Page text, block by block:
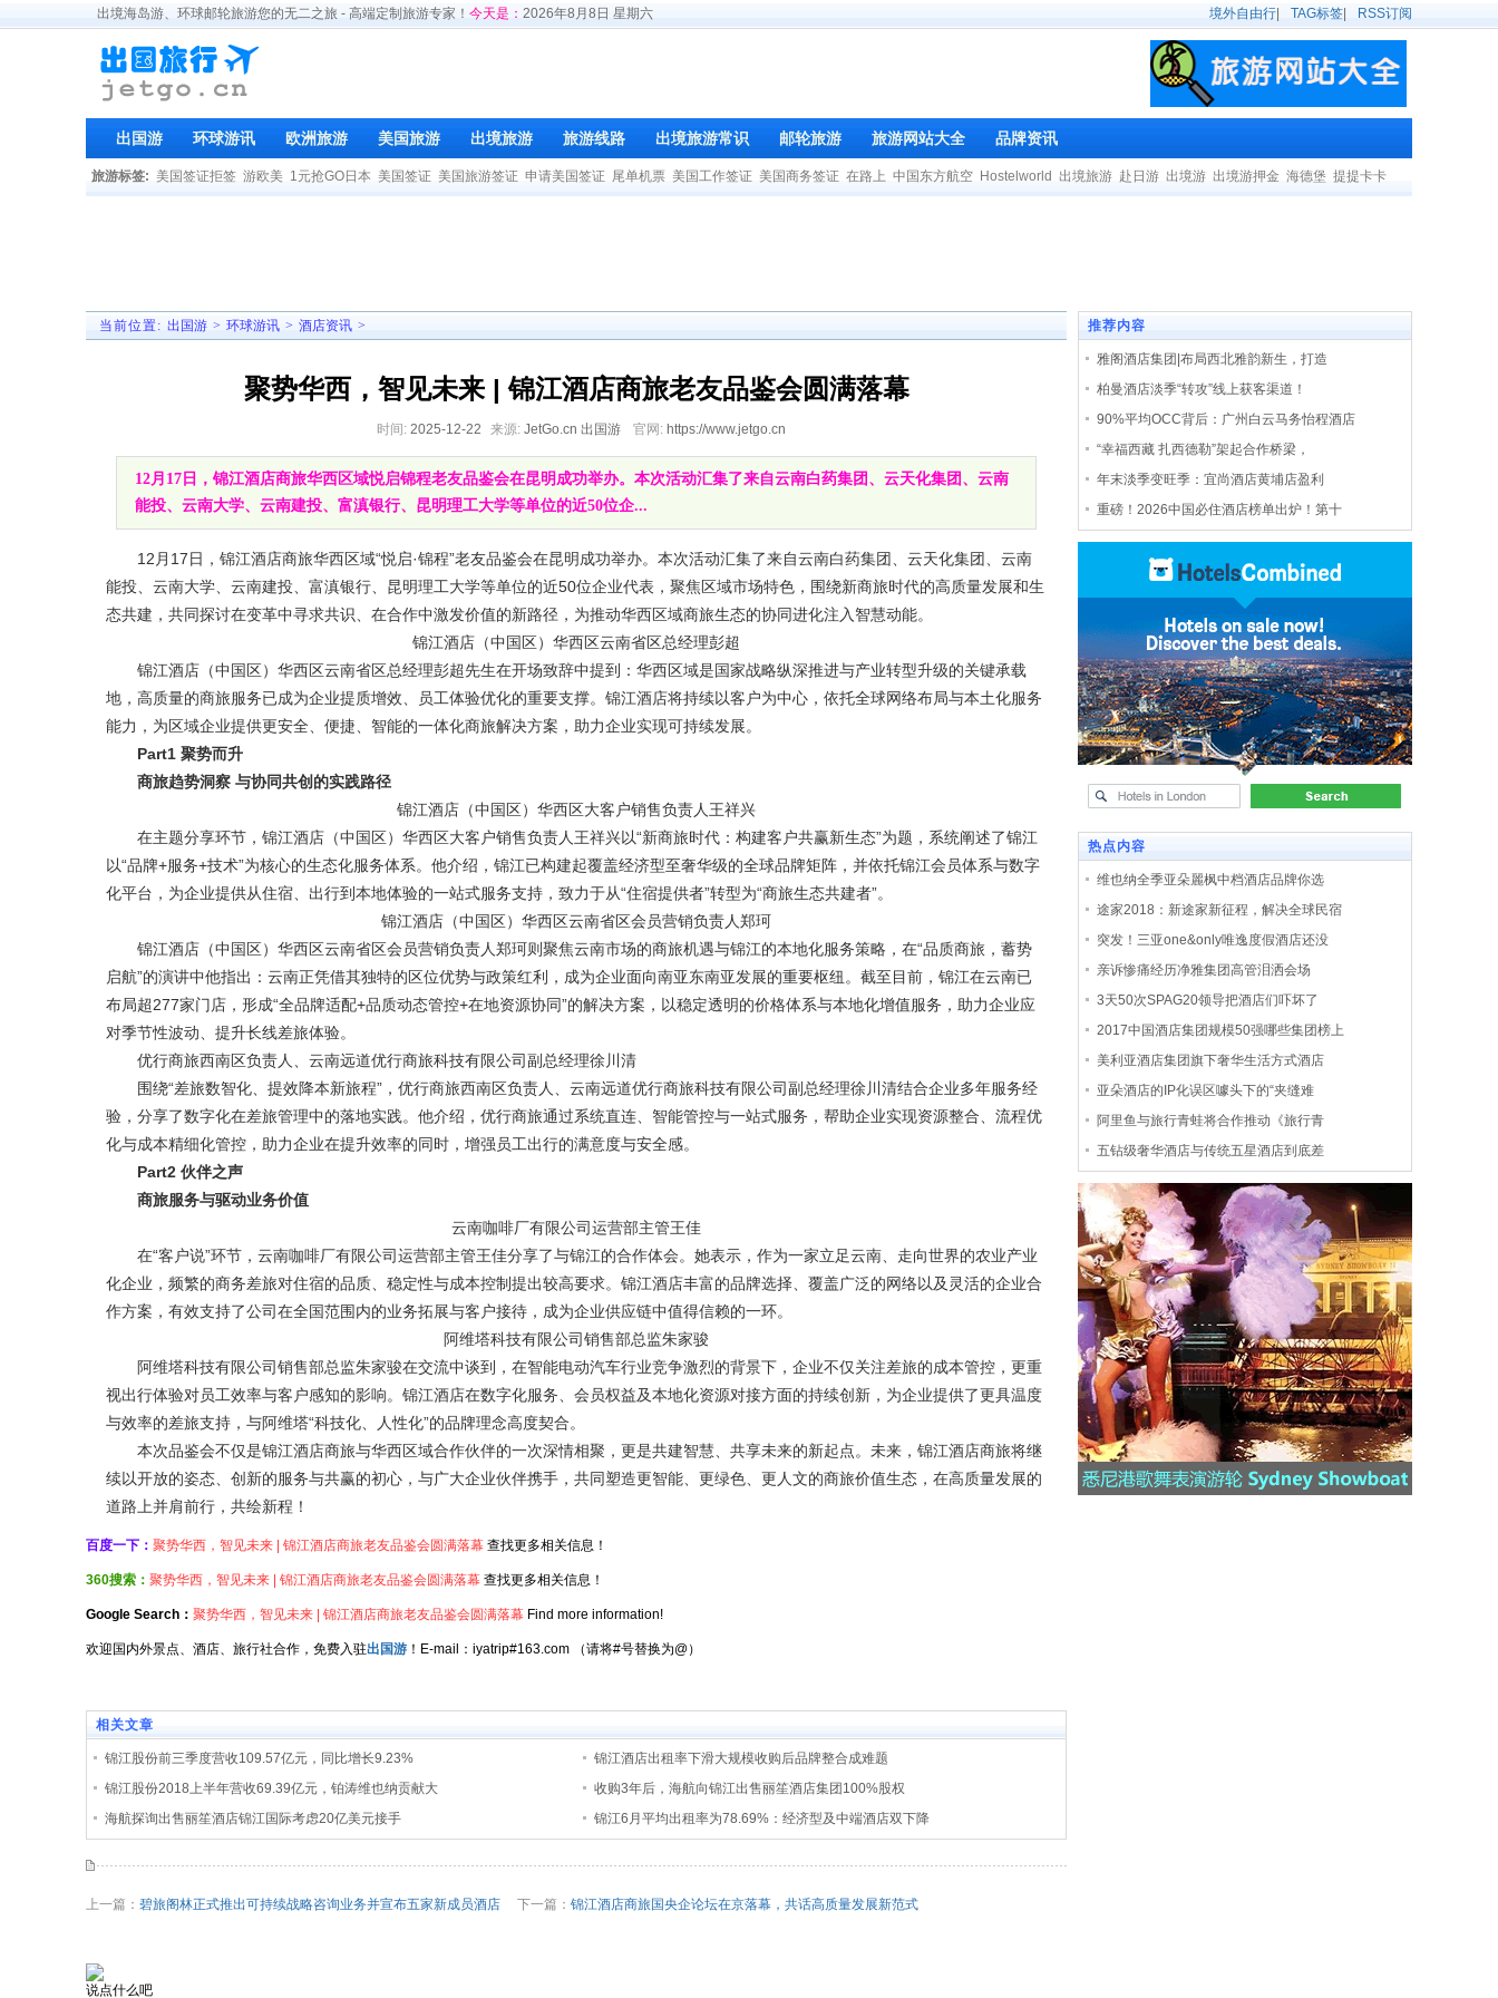
出境海岛游、环球邮轮旅游您的无二之旅 - 高端定制旅游专家！ 今天是： 2026年8月8日 星期六 境外自由行 TAG标签 RSS订阅
出国游 环球游讯 欧洲旅游 美国旅游 出境旅游 旅游线路 出境旅游常识 邮轮旅游 旅游网站大全 品牌资讯
旅游标签: 美国签证拒签 游欧美 1元抢GO日本 美国签证 美国旅游签证 申请美国签证 尾单机票 美国工作签证 美国商务签证 在路上 中国东方航空 Hostelworld 出境旅游 赴日游 出境游 出境游押金 海德堡 提提卡卡
当前位置: 出国游 > 环球游讯 > 酒店资讯 >
聚势华西，智见未来 | 锦江酒店商旅老友品鉴会圆满落幕
时间: 2025-12-22 来源: JetGo.cn 出国游 官网: https://www.jetgo.cn
12月17日，锦江酒店商旅华西区域悦启锦程老友品鉴会在昆明成功举办。本次活动汇集了来自云南白药集团、云天化集团、云南
能投、云南大学、云南建投、富滇银行、昆明理工大学等单位的近50位企...
12月17日，锦江酒店商旅华西区域“悦启·锦程”老友品鉴会在昆明成功举办。本次活动汇集了来自云南白药集团、云天化集团、云南
能投、云南大学、云南建投、富滇银行、昆明理工大学等单位的近50位企业代表，聚焦区域市场特色，围绕新商旅时代的高质量发展和生
态共建，共同探讨在变革中寻求共识、在合作中激发价值的新路径，为推动华西区域商旅生态的协同进化注入智慧动能。
锦江酒店（中国区）华西区云南省区总经理彭超
锦江酒店（中国区）华西区云南省区总经理彭超先生在开场致辞中提到：华西区域是国家战略纵深推进与产业转型升级的关键承载
地，高质量的商旅服务已成为企业提质增效、员工体验优化的重要支撑。锦江酒店将持续以客户为中心，依托全球网络布局与本土化服务
能力，为区域企业提供更安全、便捷、智能的一体化商旅解决方案，助力企业实现可持续发展。
Part1 聚势而升
商旅趋势洞察 与协同共创的实践路径
锦江酒店（中国区）华西区大客户销售负责人王祥兴
在主题分享环节，锦江酒店（中国区）华西区大客户销售负责人王祥兴以“新商旅时代：构建客户共赢新生态”为题，系统阐述了锦江
以“品牌+服务+技术”为核心的生态化服务体系。他介绍，锦江已构建起覆盖经济型至奢华级的全球品牌矩阵，并依托锦江会员体系与数字
化平台，为企业提供从住宿、出行到本地体验的一站式服务支持，致力于从“住宿提供者”转型为“商旅生态共建者”。
锦江酒店（中国区）华西区云南省区会员营销负责人郑珂
锦江酒店（中国区）华西区云南省区会员营销负责人郑珂则聚焦云南市场的商旅机遇与锦江的本地化服务策略，在“品质商旅，蓄势
启航”的演讲中他指出：云南正凭借其独特的区位优势与政策红利，成为企业面向南亚东南亚发展的重要枢纽。截至目前，锦江在云南已
布局超277家门店，形成“全品牌适配+品质动态管控+在地资源协同”的解决方案，以稳定透明的价格体系与本地化增值服务，助力企业应
对季节性波动、提升长线差旅体验。
优行商旅西南区负责人、云南远道优行商旅科技有限公司副总经理徐川清
围绕“差旅数智化、提效降本新旅程”，优行商旅西南区负责人、云南远道优行商旅科技有限公司副总经理徐川清结合企业多年服务经
验，分享了数字化在差旅管理中的落地实践。他介绍，优行商旅通过系统直连、智能管控与一站式服务，帮助企业实现资源整合、流程优
化与成本精细化管控，助力企业在提升效率的同时，增强员工出行的满意度与安全感。
Part2 伙伴之声
商旅服务与驱动业务价值
云南咖啡厂有限公司运营部主管王佳
在“客户说”环节，云南咖啡厂有限公司运营部主管王佳分享了与锦江的合作体会。她表示，作为一家立足云南、走向世界的农业产业
化企业，频繁的商务差旅对住宿的品质、稳定性与成本控制提出较高要求。锦江酒店丰富的品牌选择、覆盖广泛的网络以及灵活的企业合
作方案，有效支持了公司在全国范围内的业务拓展与客户接待，成为企业供应链中值得信赖的一环。
阿维塔科技有限公司销售部总监朱家骏
阿维塔科技有限公司销售部总监朱家骏在交流中谈到，在智能电动汽车行业竞争激烈的背景下，企业不仅关注差旅的成本管控，更重
视出行体验对员工效率与客户感知的影响。锦江酒店在数字化服务、会员权益及本地化资源对接方面的持续创新，为企业提供了更具温度
与效率的差旅支持，与阿维塔“科技化、人性化”的品牌理念高度契合。
本次品鉴会不仅是锦江酒店商旅与华西区域合作伙伴的一次深情相聚，更是共建智慧、共享未来的新起点。未来，锦江酒店商旅将继
续以开放的姿态、创新的服务与共赢的初心，与广大企业伙伴携手，共同塑造更智能、更绿色、更人文的商旅价值生态，在高质量发展的
道路上并肩前行，共绘新程！
百度一下： 聚势华西，智见未来 | 锦江酒店商旅老友品鉴会圆满落幕 查找更多相关信息！
360搜索： 聚势华西，智见未来 | 锦江酒店商旅老友品鉴会圆满落幕 查找更多相关信息！
Google Search： 聚势华西，智见未来 | 锦江酒店商旅老友品鉴会圆满落幕 Find more information!
欢迎国内外景点、酒店、旅行社合作，免费入驻出国游 ！E-mail：iyatrip#163.com （请将#号替换为@）
相关文章
锦江股份前三季度营收109.57亿元，同比增长9.23%
锦江酒店出租率下滑大规模收购后品牌整合成难题
锦江股份2018上半年营收69.39亿元，铂涛维也纳贡献大
收购3年后，海航向锦江出售丽笙酒店集团100%股权
海航探询出售丽笙酒店锦江国际考虑20亿美元接手
锦江6月平均出租率为78.69%：经济型及中端酒店双下降
上一篇： 碧旅阁林正式推出可持续战略咨询业务并宣布五家新成员酒店 下一篇： 锦江酒店商旅国央企论坛在京落幕，共话高质量发展新范式
说点什么吧
推荐内容
雅阁酒店集团|布局西北雅韵新生，打造
柏曼酒店淡季“转攻”线上获客渠道！
90%平均OCC背后：广州白云马务怡程酒店
“幸福西藏 扎西德勒”架起合作桥梁，
年末淡季变旺季：宜尚酒店黄埔店盈利
重磅！2026中国必住酒店榜单出炉！第十
热点内容
维也纳全季亚朵麗枫中档酒店品牌你选
途家2018：新途家新征程，解决全球民宿
突发！三亚one&only唯逸度假酒店还没
亲诉惨痛经历净雅集团高管泪洒会场
3天50次SPAG20领导把酒店们吓坏了
2017中国酒店集团规模50强哪些集团榜上
美利亚酒店集团旗下奢华生活方式酒店
亚朵酒店的IP化误区噱头下的“夹缝难
阿里鱼与旅行青蛙将合作推动《旅行青
五钻级奢华酒店与传统五星酒店到底差